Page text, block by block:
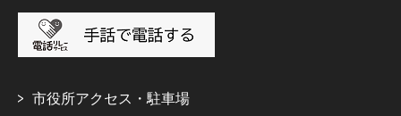
市役所アクセス・駐車場